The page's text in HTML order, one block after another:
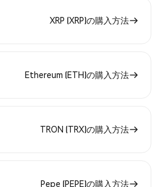
XRP (XRP)の購入方法
Ethereum (ETH)の購入方法
TRON (TRX)の購入方法
Pepe (PEPE)の購入方法